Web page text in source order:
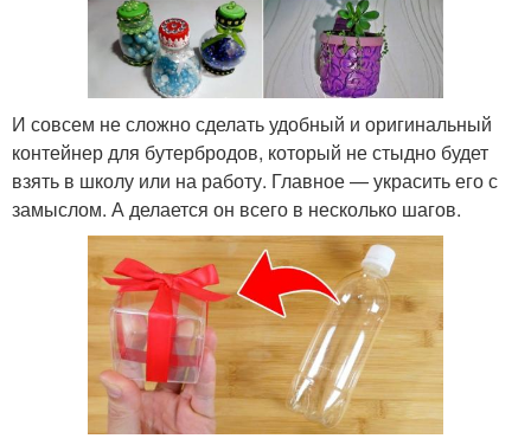
И совсем не сложно сделать удобный и оригинальный
контейнер для бутербродов, который не стыдно будет
взять в школу или на работу. Главное — украсить его с
замыслом. А делается он всего в несколько шагов.